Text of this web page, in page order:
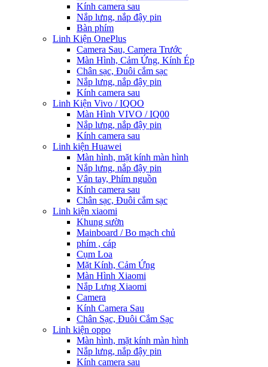
Kính camera sau
Nắp lưng, nắp đậy pin
Bàn phím
Linh Kiện OnePlus
Camera Sau, Camera Trước
Màn Hình, Cảm Ứng, Kính Ép
Chân sạc, Đuôi cắm sạc
Nắp lưng, nắp đậy pin
Kính camera sau
Linh Kiện Vivo / IQOO
Màn Hình VIVO / IQ00
Nắp lưng, nắp đậy pin
Kính camera sau
Linh kiện Huawei
Màn hình, mặt kính màn hình
Nắp lưng, nắp đậy pin
Vân tay, Phím nguồn
Kính camera sau
Chân sạc, Đuôi cắm sạc
Linh kiện xiaomi
Khung sườn
Mainboard / Bo mạch chủ
phím , cáp
Cụm Loa
Mặt Kính, Cảm Ứng
Màn Hình Xiaomi
Nắp Lưng Xiaomi
Camera
Kính Camera Sau
Chân Sạc, Đuôi Cắm Sạc
Linh kiện oppo
Màn hình, mặt kính màn hình
Nắp lưng, nắp đậy pin
Kính camera sau